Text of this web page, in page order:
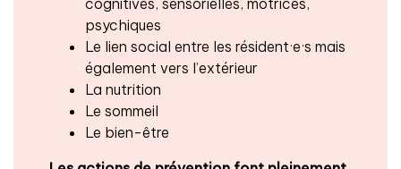
cognitives, sensorielles, motrices,
psychiques
Le lien social entre les résident·e·s mais
également vers l’extérieur
La nutrition
Le sommeil
Le bien-être